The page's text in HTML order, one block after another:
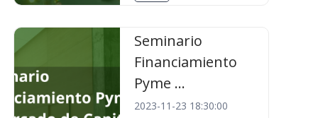
Seminario
Financiamiento
Pyme ...
2023-11-23 18:30:00